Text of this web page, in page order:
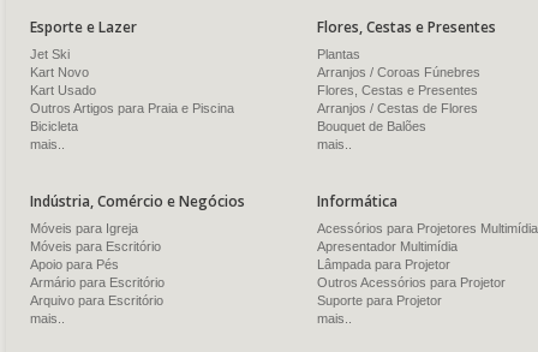
Esporte e Lazer
Jet Ski
Kart Novo
Kart Usado
Outros Artigos para Praia e Piscina
Bicicleta
mais..
Flores, Cestas e Presentes
Plantas
Arranjos / Coroas Fúnebres
Flores, Cestas e Presentes
Arranjos / Cestas de Flores
Bouquet de Balões
mais..
Indústria, Comércio e Negócios
Móveis para Igreja
Móveis para Escritório
Apoio para Pés
Armário para Escritório
Arquivo para Escritório
mais..
Informática
Acessórios para Projetores Multimídia
Apresentador Multimídia
Lâmpada para Projetor
Outros Acessórios para Projetor
Suporte para Projetor
mais..